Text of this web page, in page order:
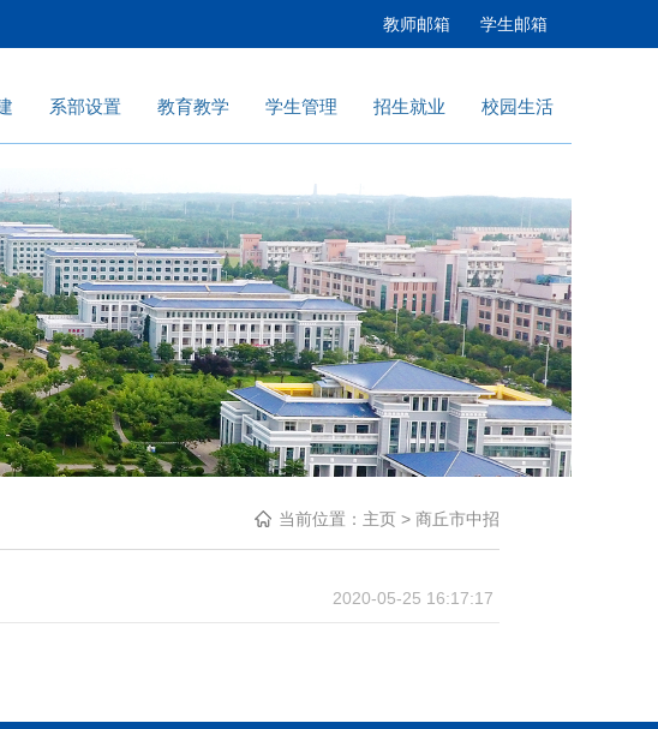
教师邮箱 学生邮箱
系部设置 教育教学 学生管理 招生就业 校园生活
当前位置： 主页 > 商丘市中招
2020-05-25 16:17:17